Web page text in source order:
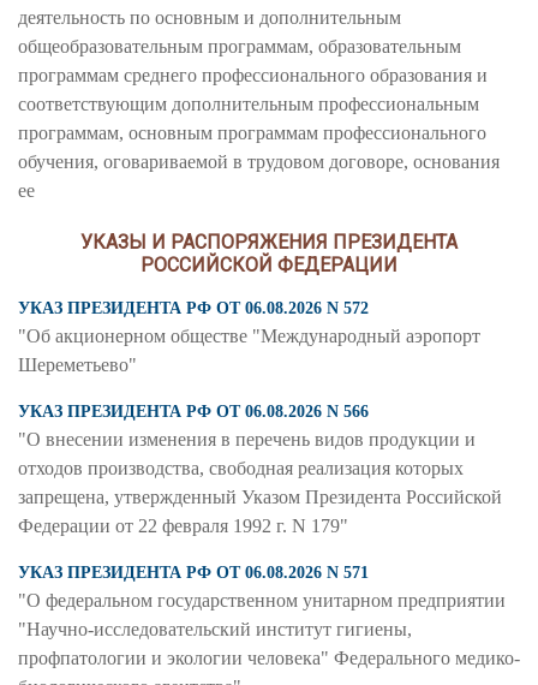
деятельность по основным и дополнительным
общеобразовательным программам, образовательным
программам среднего профессионального образования и
соответствующим дополнительным профессиональным
программам, основным программам профессионального
обучения, оговариваемой в трудовом договоре, основания
ее
УКАЗЫ И РАСПОРЯЖЕНИЯ ПРЕЗИДЕНТА
РОССИЙСКОЙ ФЕДЕРАЦИИ
УКАЗ ПРЕЗИДЕНТА РФ ОТ 06.08.2026 N 572
"Об акционерном обществе "Международный аэропорт
Шереметьево"
УКАЗ ПРЕЗИДЕНТА РФ ОТ 06.08.2026 N 566
"О внесении изменения в перечень видов продукции и
отходов производства, свободная реализация которых
запрещена, утвержденный Указом Президента Российской
Федерации от 22 февраля 1992 г. N 179"
УКАЗ ПРЕЗИДЕНТА РФ ОТ 06.08.2026 N 571
"О федеральном государственном унитарном предприятии
"Научно-исследовательский институт гигиены,
профпатологии и экологии человека" Федерального медико-